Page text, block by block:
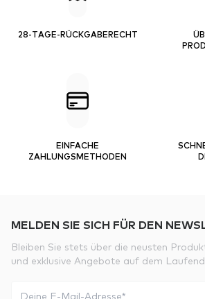
28-TAGE-RÜCKGABERECHT
EINFACHE
ZAHLUNGSMETHODEN
MELDEN SIE SICH FÜR DEN
Bleiben Sie stets über die neusten
und exklusive Angebote auf dem